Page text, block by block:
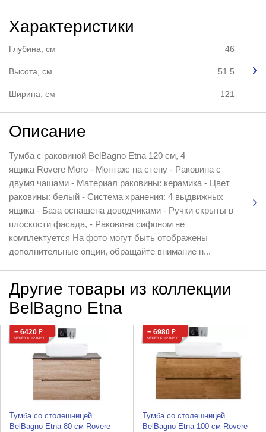
Характеристики
Глубина, см 46
Высота, см 51.5
Ширина, см 121
Описание
Тумба с раковиной BelBagno Etna 120 см, 4
ящика Rovere Moro - Монтаж: на стену - Раковина с
двумя чашами - Материал раковины: керамика - Цвет
раковины: белый - Система хранения: 4 выдвижных
ящика - База оснащена доводчиками - Ручки скрыты в
плоскости фасада, - Раковина сифоном не
комплектуется На фото могут быть отображены
дополнительные опции, обращайте внимание н...
Другие товары из коллекции
BelBagno Etna
− 6420 ₽
ЧЕРЕЗ КОРЗИНУ
Тумба со столешницей
BelBagno Etna 80 см Rovere
− 6980 ₽
ЧЕРЕЗ КОРЗИНУ
Тумба со столешницей
BelBagno Etna 100 см Rovere